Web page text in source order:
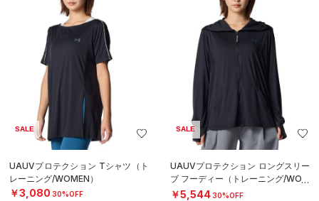
SALE
UAUVプロテクション Tシャツ（ト
レーニング/WOMEN）
￥3,080 30%OFF
SALE
UAUVプロテクション ロングスリー
ブ フーディー（トレーニング/WOM
EN）
￥5,54430%OFF